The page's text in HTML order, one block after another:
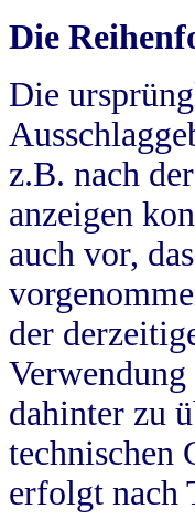
Die
Die
z.B. nach
anzeigen
auch vor,
der
dahinter zu
technischen
erfolgt nach